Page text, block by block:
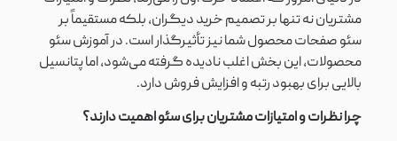
مشتریان نه تنها بر تصمیم خرید دیگران، بلکه مستقیماً بر
سئو صفحات محصول شما نیز تأثیرگذار است. در آموزش سئو
محصولات، این بخش اغلب نادیده گرفته می‌شود، اما پتانسیل
بالایی برای بهبود رتبه و افزایش فروش دارد.
چرا نظرات و امتیازات مشتریان برای سئو اهمیت دارند؟